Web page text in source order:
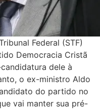
Federal (STF)
Democracia Cristã
dele à
o ex-ministro Aldo
do partido no
vai manter sua pré-